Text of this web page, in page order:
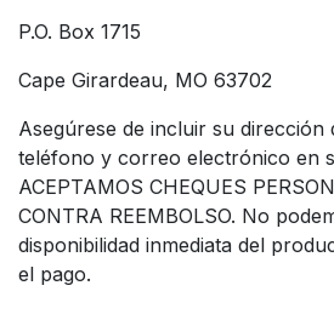
P.O. Box 1715
Cape Girardeau, MO 63702
Asegúrese de incluir su dirección
teléfono y correo electrónico en
ACEPTAMOS CHEQUES
CONTRA REEMBOLSO. No
disponibilidad inmediata del
el pago.